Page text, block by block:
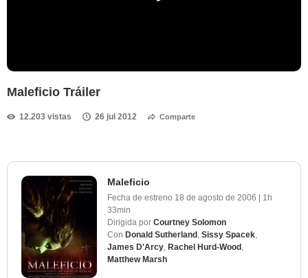
Maleficio Tráiler
12.203 vistas 26 jul 2012 Comparte
Maleficio
Fecha de estreno 18 de agosto de 2006 | 1h
33min
Dirigida por Courtney Solomon
Con Donald Sutherland Sissy Spacek
James D'Arcy Rachel Hurd-Wood
Matthew Marsh